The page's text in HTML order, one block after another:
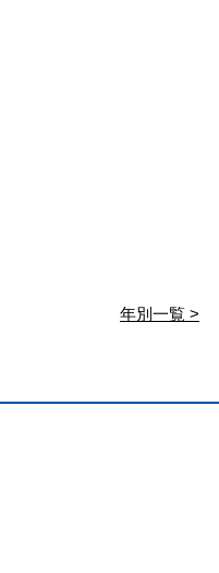
年別一覧 >